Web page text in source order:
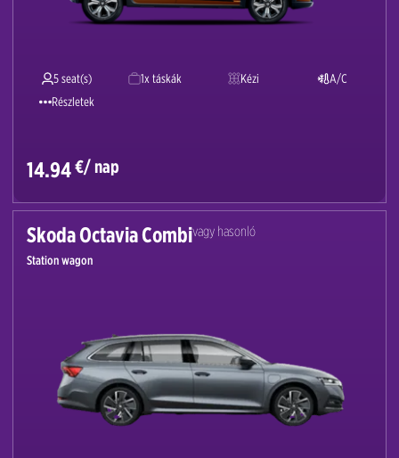
5 seat(s) 1x táskák Kézi
A/C
Részletek
14.94€/ nap
Skoda Octavia Combivagy hasonló
Station wagon